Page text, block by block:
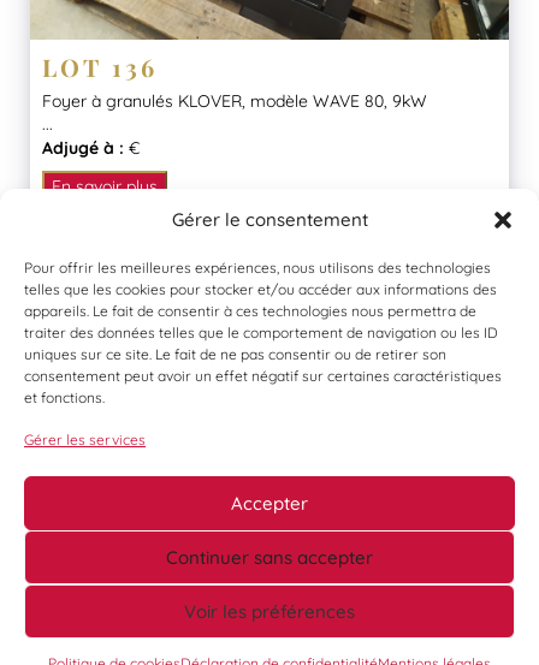
Gérer le consentement
Pour offrir les meilleures expériences, nous utilisons des technologies
telles que les cookies pour stocker et/ou accéder aux informations des
appareils. Le fait de consentir à ces technologies nous permettra de
traiter des données telles que le comportement de navigation ou les ID
uniques sur ce site. Le fait de ne pas consentir ou de retirer son
consentement peut avoir un effet négatif sur certaines caractéristiques
et fonctions.
Gérer les services
Accepter
Continuer sans accepter
Voir les préférences
LOT 136
Foyer à granulés KLOVER, modèle WAVE 80, 9kW
...
Adjugé à : €
En savoir plus
Mentions légales